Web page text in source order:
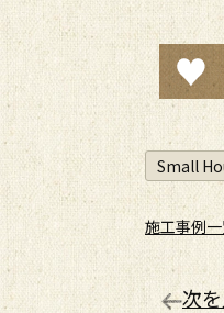
Small
施工事例
次